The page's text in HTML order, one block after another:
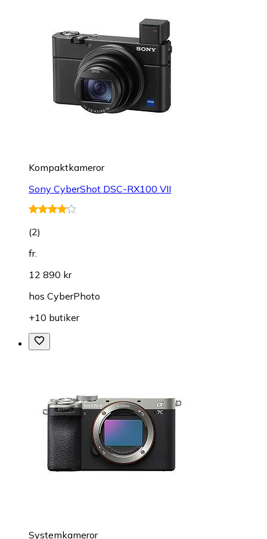
Kompaktkameror
Sony CyberShot DSC-RX100 VII
(2)
fr.
12 890 kr
hos CyberPhoto
+10 butiker
Systemkameror